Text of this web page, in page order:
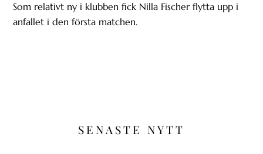
Som relativt ny i klubben fick Nilla Fischer flytta upp i
anfallet i den första matchen.
SENASTE NYTT